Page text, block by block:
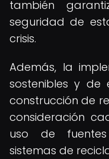
también
seguridad de
crisis.
Además, la
sostenibles y de
construcción de
consideración
uso de
sistemas de